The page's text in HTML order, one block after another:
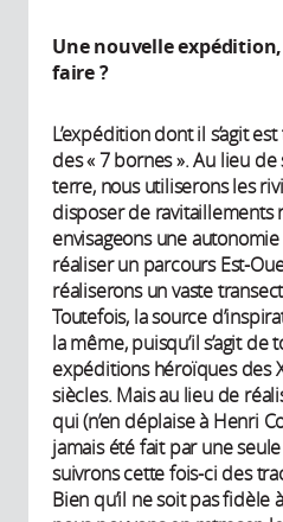
Une nouvelle
faire ?
L’expédition dont il s’agit
des « 7 bornes ». Au lieu
terre, nous utiliserons les
disposer de ravitaillements
envisageons une
réaliser un parcours Est-
réaliserons un vaste
Toutefois, la source
la même, puisqu’il s’agit de
expéditions héroïques des
siècles. Mais au lieu de
qui (n’en déplaise à Henri
jamais été fait par une
suivrons cette fois-ci des
Bien qu’il ne soit pas fidèle